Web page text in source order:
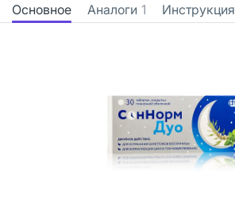
Основное Аналоги 1 Инструкция